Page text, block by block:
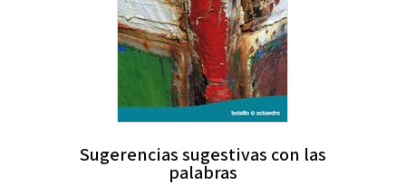
Sugerencias sugestivas con las
palabras